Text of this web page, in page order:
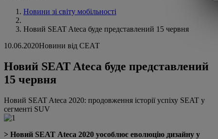
Новини зі світу мобільності
Новий SEAT Ateca буде представлений 15 червня
10.06.2020Новини від СЕАТ
Новий SEAT Ateca буде представлений
15 червня
Новий SEAT Ateca 2020: продовження історії успіху SEAT у
сегменті SUV
> Новий SEAT Ateca 2020 уособлює еволюцію дизайну у